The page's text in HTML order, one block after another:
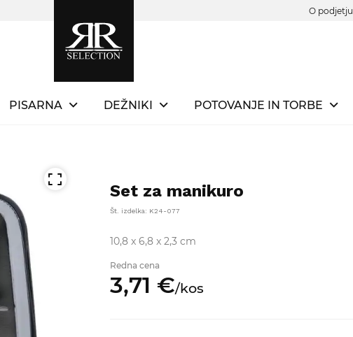
O podjetju
PISARNA DEŽNIKI POTOVANJE IN TORBE
Set za manikuro
Št. izdelka: K24-077
10,8 x 6,8 x 2,3 cm
Redna cena
3,71 €/kos